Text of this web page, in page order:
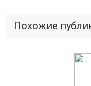
Похожие